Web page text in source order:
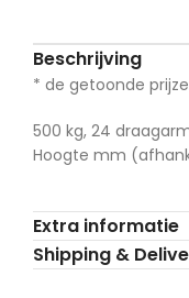
Beschrijving
* de getoonde
500 kg, 24
Hoogte mm
Extra informatie
Shipping &